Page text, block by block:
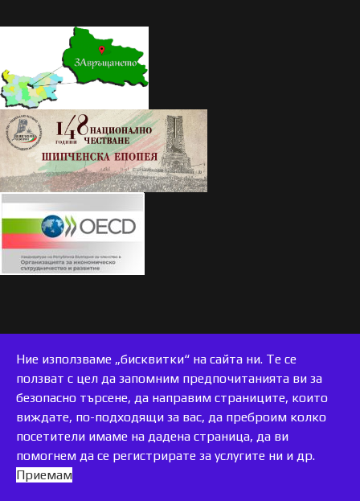
Ние използваме „бисквитки“ на сайта ни. Те се
ползват с цел да запомним предпочитанията ви за
безопасно търсене, да направим страниците, които
виждате, по-подходящи за вас, да преброим колко
посетители имаме на дадена страница, да ви
помогнем да се регистрирате за услугите ни и др.
Приемам
accessible